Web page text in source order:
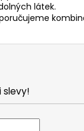
látek.
slevy!